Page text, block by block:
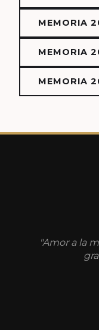
MEMORIA
MEMORIA
MEMORIA
"Amor a la